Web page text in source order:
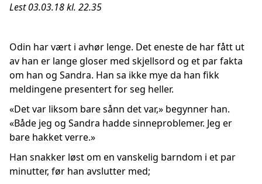
Lest 03.03.18 kl. 22.35
Odin har vært i avhør lenge. Det eneste de har fått ut
av han er lange gloser med skjellsord og et par fakta
om han og Sandra. Han sa ikke mye da han fikk
meldingene presentert for seg heller.
«Det var liksom bare sånn det var,» begynner han.
«Både jeg og Sandra hadde sinneproblemer. Jeg er
bare hakket verre.»
Han snakker løst om en vanskelig barndom i et par
minutter, før han avslutter med;